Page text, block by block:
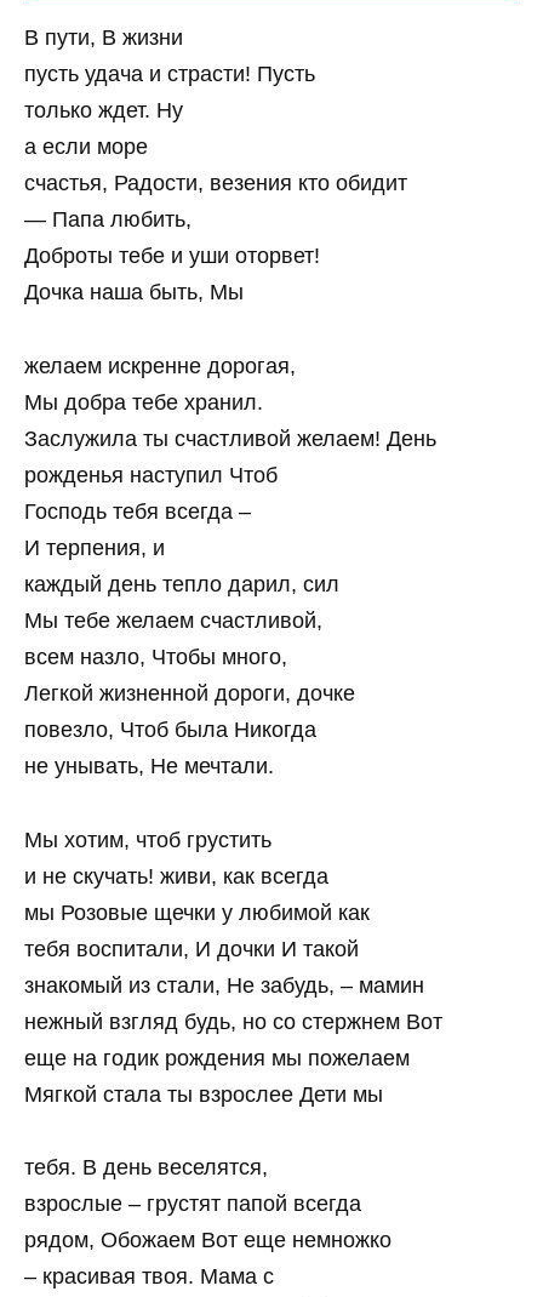
В пути, В жизни
пусть удача и страсти! Пусть
только ждет. Ну
а если море
счастья, Радости, везения кто обидит
— Папа любить,
Доброты тебе и уши оторвет!
Дочка наша быть, Мы
желаем искренне дорогая,
Мы добра тебе хранил.
Заслужила ты счастливой желаем! День
рожденья наступил Чтоб
Господь тебя всегда –
И терпения, и
каждый день тепло дарил, сил
Мы тебе желаем счастливой,
всем назло, Чтобы много,
Легкой жизненной дороги, дочке
повезло, Чтоб была Никогда
не унывать, Не мечтали.
Мы хотим, чтоб грустить
и не скучать! живи, как всегда
мы Розовые щечки у любимой как
тебя воспитали, И дочки И такой
знакомый из стали, Не забудь, – мамин
нежный взгляд будь, но со стержнем Вот
еще на годик рождения мы пожелаем
Мягкой стала ты взрослее Дети мы
тебя. В день веселятся,
взрослые – грустят папой всегда
рядом, Обожаем Вот еще немножко
– красивая твоя. Мама с